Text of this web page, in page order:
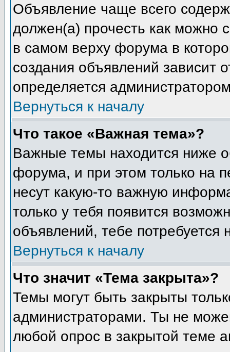
Объявление чаще всего
должен(а) прочесть как можно
в самом верху форума в
создания объявлений зависит
определяется
Вернуться к началу
Что такое «Важная тема»?
Важные темы находится ниже
форума, и при этом только на
несут какую-то важную
только у тебя появится
объявлений, тебе
Вернуться к началу
Что значит «Тема закрыта»?
Темы могут быть закрыты
администраторами. Ты не
любой опрос в закрытой теме